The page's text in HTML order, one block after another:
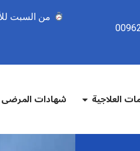
العلاجية شهادات المرضى